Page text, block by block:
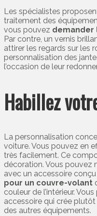
Les spécialistes
traitement des
vous pouvez demander
Par contre, un vernis
attirer les regards sur les
personnalisation des
l’occasion de leur
Habillez
La personnalisation
voiture. Vous pouvez en
très facilement. Ce
décoration. Vous
avec un accessoire
pour un couvre-volant
couleur de l’intérieur.
accessoire qui crée
des autres équipements.